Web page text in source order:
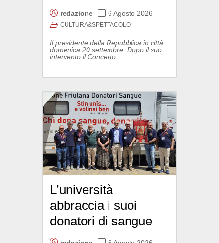
redazione 6 Agosto 2026
CULTURA&SPETTACOLO
Il presidente della Repubblica in città
domenica 20 settembre. Dopo il suo
intervento il Concerto...
L’università
abbraccia i suoi
donatori di sangue